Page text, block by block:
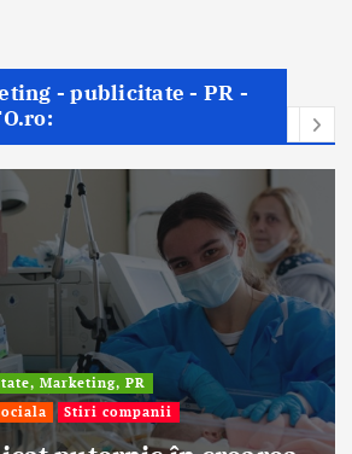
- publicitate - PR -
Afaceri & Economie
Stiri companii